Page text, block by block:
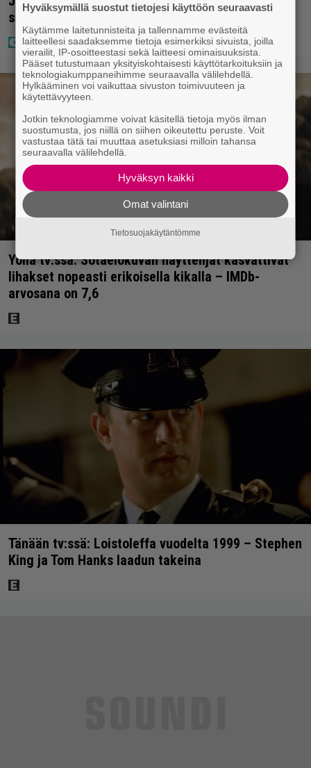
samaan aikaan”
Yöllä tv:ssä: Sotaelokuvan näyttelijät kasvattivat
lihakset nopeasti erikoisella kikalla – IMDb-
arvosana on 7,6
Tänään tv:ssä: Loistoleffa vuodelta 1999 – Stephen
King ja Tom Hanks laadun takeina
Hyväksymällä suostut tietojesi käyttöön seuraavasti
Käytämme laitetunnisteita ja tallennamme evästeitä
laitteellesi saadaksemme tietoja esimerkiksi sivuista, joilla
vierailit, IP-osoitteestasi sekä laitteesi ominaisuuksista.
Pääset tutustumaan yksityiskohtaisesti käyttötarkoituksiin ja
teknologiakumppaneihimme seuraavalla välilehdellä.
Hylkääminen voi vaikuttaa sivuston toimivuuteen ja
käytettävyyteen.
Jotkin teknologiamme voivat käsitellä tietoja myös ilman
suostumusta, jos niillä on siihen oikeutettu peruste. Voit
vastustaa tätä tai muuttaa asetuksiasi milloin tahansa
seuraavalla välilehdellä.
Hyväksyn kaikki
Omat valintani
Tietosuojakäytäntömme